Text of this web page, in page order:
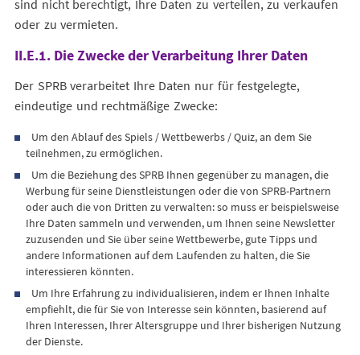
sind nicht berechtigt, Ihre Daten zu verteilen, zu verkaufen
oder zu vermieten.
II.E.1. Die Zwecke der Verarbeitung Ihrer Daten
Der SPRB verarbeitet Ihre Daten nur für festgelegte,
eindeutige und rechtmäßige Zwecke:
Um den Ablauf des Spiels / Wettbewerbs / Quiz, an dem Sie
teilnehmen, zu ermöglichen.
Um die Beziehung des SPRB Ihnen gegenüber zu managen, die
Werbung für seine Dienstleistungen oder die von SPRB-Partnern
oder auch die von Dritten zu verwalten: so muss er beispielsweise
Ihre Daten sammeln und verwenden, um Ihnen seine Newsletter
zuzusenden und Sie über seine Wettbewerbe, gute Tipps und
andere Informationen auf dem Laufenden zu halten, die Sie
interessieren könnten.
Um Ihre Erfahrung zu individualisieren, indem er Ihnen Inhalte
empfiehlt, die für Sie von Interesse sein könnten, basierend auf
Ihren Interessen, Ihrer Altersgruppe und Ihrer bisherigen Nutzung
der Dienste.